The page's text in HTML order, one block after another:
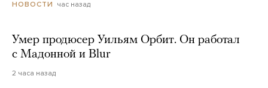
НОВОСТИ час назад
Умер продюсер Уильям Орбит. Он работал
с Мадонной и Blur
2 часа назад